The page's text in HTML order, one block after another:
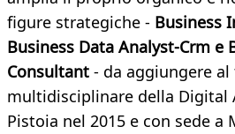
figure strategiche - Business
Business Data Analyst-Crm e
Consultant - da aggiungere al
multidisciplinare della Digital
Pistoia nel 2015 e con sede a